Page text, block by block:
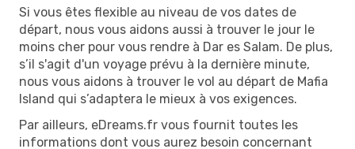
Si vous êtes flexible au niveau de vos dates de
départ, nous vous aidons aussi à trouver le jour le
moins cher pour vous rendre à Dar es Salam. De plus,
s’il s'agit d'un voyage prévu à la dernière minute,
nous vous aidons à trouver le vol au départ de Mafia
Island qui s’adaptera le mieux à vos exigences.
Par ailleurs, eDreams.fr vous fournit toutes les
informations dont vous aurez besoin concernant